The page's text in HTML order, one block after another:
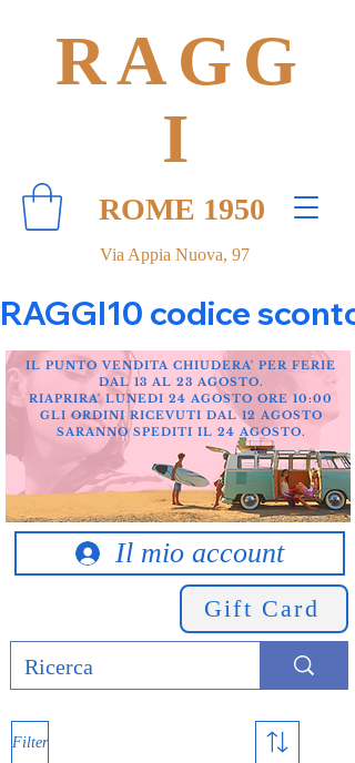
Via Appia Nuova, 97
RAGG
I
ROME 1950
RAGGI10 codice
Il mio account
Gift Card
IL PUNTO VENDITA CHIUDERA' PER FERIE
DAL 13 AL 23 AGOSTO.
RIAPRIRA' LUNEDI 24 AGOSTO ORE 10:00
GLI ORDINI RICEVUTI DAL 12 AGOSTO
SARANNO SPEDITI IL 24 AGOSTO.
Filter